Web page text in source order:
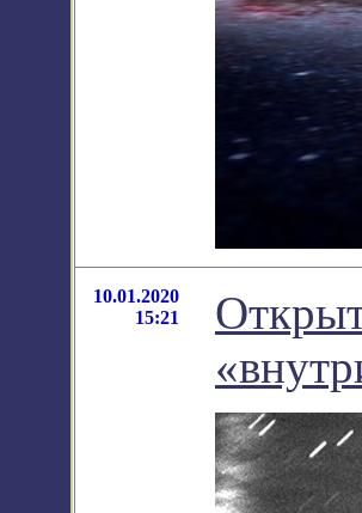
10.01.2020
15:21